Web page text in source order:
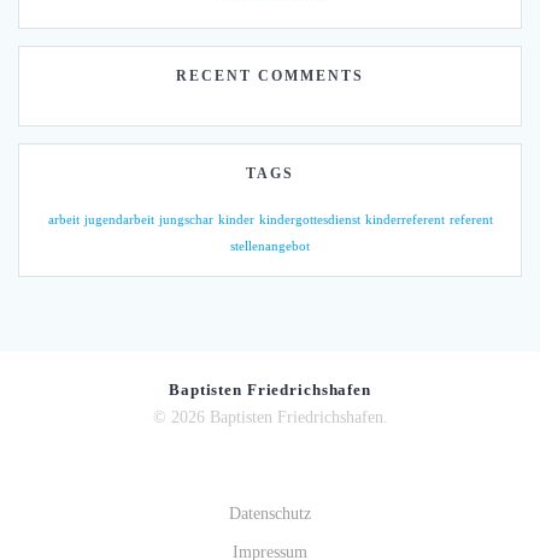
RECENT COMMENTS
TAGS
arbeit jugendarbeit jungschar kinder kindergottesdienst kinderreferent referent
stellenangebot
Baptisten Friedrichshafen
© 2026 Baptisten Friedrichshafen.
Datenschutz
Impressum